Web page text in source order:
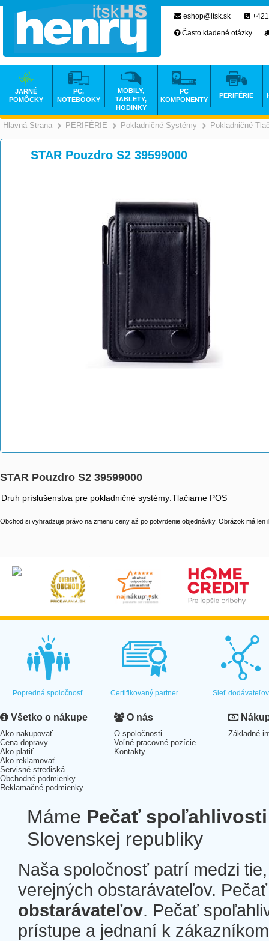
Hlavná Strana >
PERIFÉRIE >
Pokladničné Systémy Pokladničné
STAR Pouzdro S2 39599000
STAR Pouzdro S2 39599000
Druh príslušenstva pre pokladničné systémy:Tlačiarne POS
Obchod si vyhradzuje právo na zmenu ceny až po potvrdenie objednávky. Obrázok má len
eshop@itsk.sk
Často kladené otázky
JARNÉ
POMÔCKY
PC,
NOTEBOOKY
MOBILY,
TABLETY,
HODINKY
PC
KOMPONENTY
PERIFÉRIE
Popredná spoločnosť Certifikovaný partner Sieť dodávateľov
Všetko o nákupe
Ako nakupovať
Cena dopravy
Ako platiť
Ako reklamovať
Servisné strediská
Obchodné podmienky
Reklamačné podmienky
O nás
O spoločnosti
Voľné pracovné pozície
Kontakty
Základné
Máme Pečať spoľahlivosti
Slovenskej republiky
Naša spoločnosť patrí medzi
verejných obstarávateľov.
obstarávateľov. Pečať
prístupe a jednaní k